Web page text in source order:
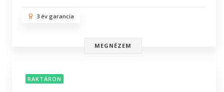
3 év garancia
MEGNÉZEM
RAKTÁRON